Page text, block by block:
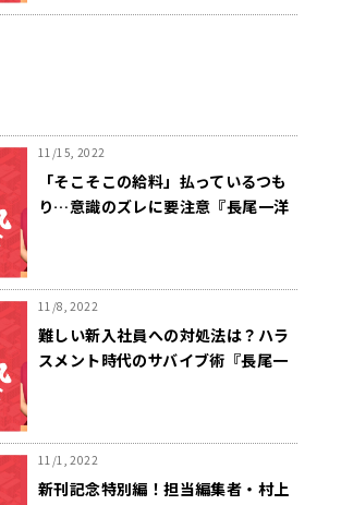
11/15, 2022
「そこそこの給料」払っているつも
り…意識のズレに要注意『長尾一洋
11/8, 2022
難しい新入社員への対処法は？ハラ
スメント時代のサバイブ術『長尾一
11/1, 2022
新刊記念特別編！担当編集者・村上